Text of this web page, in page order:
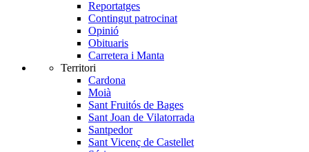
Reportatges
Contingut patrocinat
Opinió
Obituaris
Carretera i Manta
Territori
Cardona
Moià
Sant Fruitós de Bages
Sant Joan de Vilatorrada
Santpedor
Sant Vicenç de Castellet